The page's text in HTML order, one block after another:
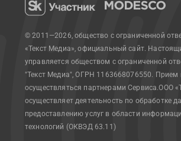
© 2011—2026, общество с ограниченной
«Текст Медиа», официальный сайт.
управляется обществом с ограниченной
"Текст Медиа", ОГРН 1163668076550.
осуществляться партнерами Сервиса.ООО
осуществляет деятельность по обработке
предоставлению услуг в области
технологий (ОКВЭД 63.11)